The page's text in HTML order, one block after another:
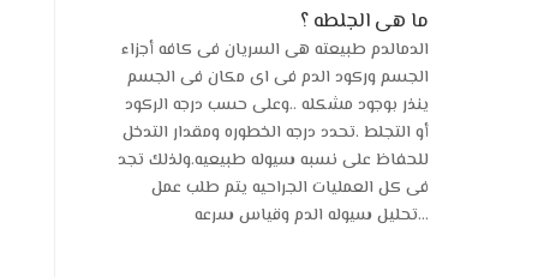
ما هى الجلطه ؟
الدمالدم طبيعته هى السريان فى كافه أجزاء
الجسم وركود الدم فى اى مكان فى الجسم
ينذر بوجود مشكله ..وعلى حسب درجه الركود
أو التجلط .تحدد درجه الخطوره ومقدار التدخل
للحفاظ على نسبه سيوله طبيعيه.ولذلك تجد
فى كل العمليات الجراحيه يتم طلب عمل
تحليل سيوله الدم وقياس سرعه...